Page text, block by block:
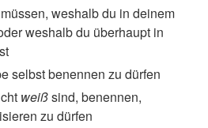
weshalb du in deinem
weshalb du überhaupt in
selbst benennen zu dürfen
weißsind, benennen,
zu dürfen